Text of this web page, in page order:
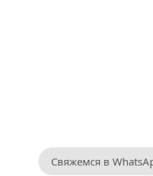
Свяжемся в